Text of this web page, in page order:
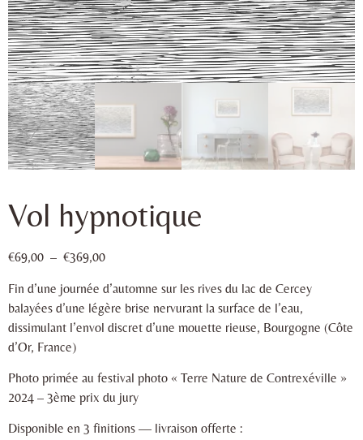
Vol hypnotique
€69,00 – €369,00
Fin d’une journée d’automne sur les rives du lac de Cercey
balayées d’une légère brise nervurant la surface de l’eau,
dissimulant l’envol discret d’une mouette rieuse, Bourgogne (Côte
d’Or, France)
Photo primée au festival photo « Terre Nature de Contrexéville »
2024 – 3ème prix du jury
Disponible en 3 finitions — livraison offerte :